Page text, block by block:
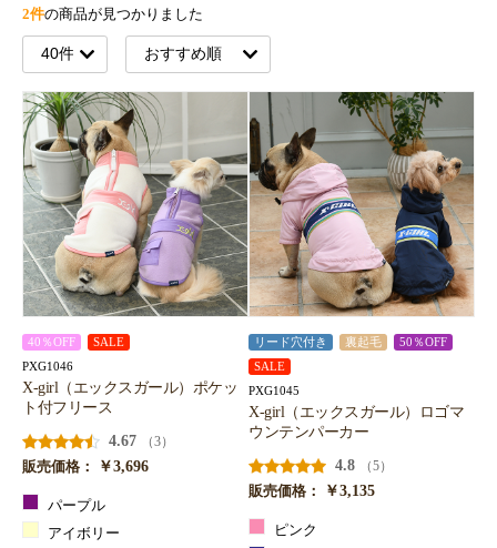
2件の商品が見つかりました
40％OFF SALE
PXG1046
X-girl（エックスガール）ポケッ
ト付フリース
4.67
（3）
販売価格：
￥3,696
パープル
アイボリー
リード穴付き 裏起毛
50％OFF
SALE
PXG1045
X-girl（エックスガール）ロゴマ
ウンテンパーカー
4.8
（5）
販売価格：
￥3,135
ピンク